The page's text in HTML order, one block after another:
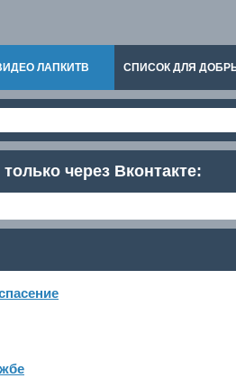
ЛАПКИТВ СПИСОК ДЛЯ
через Вконтакте: